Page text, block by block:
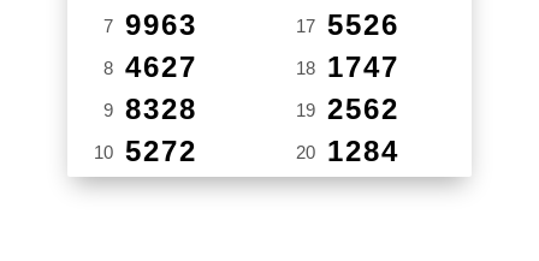
7 9963
8 4627
9 8328
10 5272
17 5526
18 1747
19 2562
20 1284